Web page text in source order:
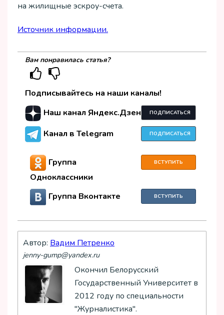
на жилищные эскроу-счета.
Источник информации.
Вам понравилась статья?
Подписывайтесь на наши каналы!
Наш канал Яндекс.Дзен
ПОДПИСАТЬСЯ
Канал в Telegram ПОДПИСАТЬСЯ
Группа
Одноклассники
ВСТУПИТЬ
Группа Вконтакте ВСТУПИТЬ
Автор: Вадим Петренко
jenny-gump@yandex.ru
Окончил Белорусский
Государственный Университет в
2012 году по специальности
"Журналистика".